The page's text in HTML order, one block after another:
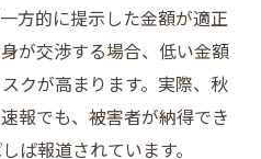
方的に提示した金額が適正
が交渉する場合、低い金額
クが高まります。実際、秋
報でも、被害者が納得でき
ば報道されています。